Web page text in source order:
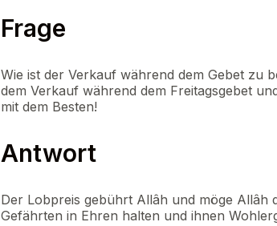
Frage
Wie ist der Verkauf während dem Gebet zu
dem Verkauf während dem Freitagsgebet
mit dem Besten!
Antwort
Der Lobpreis gebührt Allâh und möge Allâh
Gefährten in Ehren halten und ihnen